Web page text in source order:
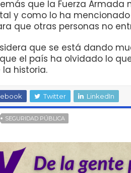
que la Fuerza Armada
y como lo ha
que otras personas no
que se está dando
el país ha olvidado lo
historia.
Twitter LinkedIn
SEGURIDAD PÚBLICA